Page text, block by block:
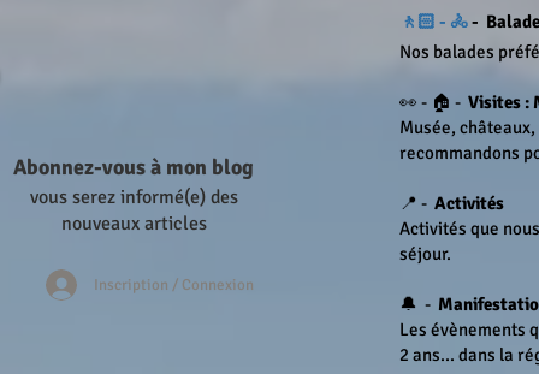
Abonnez-vous à mon blog
vous serez informé(e) des
nouveaux articles
Inscription / Connexion
🚶🏻 - 🚴-
Nos balades
👀 - 🏠 - Visites :
Musée,
recommandons
📍 - Activités
Activités que
séjour.
🔔 -
Les évènements
2 ans... dans la